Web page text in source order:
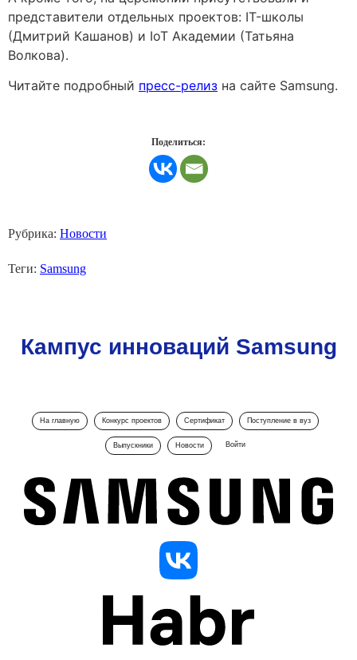
представители отдельных проектов: IT-школы
(Дмитрий Кашанов) и IoT Академии (Татьяна
Волкова).
Читайте подробный пресс-релиз на сайте Samsung.
Поделиться:
Рубрика: Новости
Теги: Samsung
Кампус инноваций Samsung
На главную Конкурс проектов Сертификат Поступление в вуз
Выпускники Новости Войти